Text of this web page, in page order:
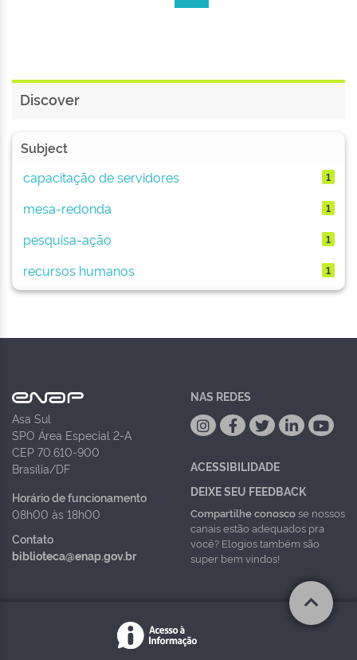
Discover
Subject
capacitação de servidores
1
mesa-redonda 1
pesquisa-ação 1
recursos humanos 1
Asa Sul
SPO Área Especial 2-A
CEP 70.610-900
Brasília/DF
Horário de funcionamento
08h00 às 18h00
Contato
biblioteca@enap.gov.br
NAS REDES
ACESSIBILIDADE
DEIXE SEU FEEDBACK
Compartilhe conoscose nossos
canais estão adequados pra
você? Elogios também são
super bem vindos!